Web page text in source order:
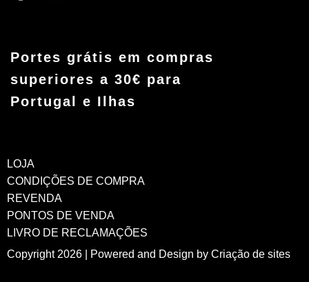
Portes grátis em compras
superiores a 30€ para
Portugal e Ilhas
LOJA
CONDIÇÕES DE COMPRA
REVENDA
PONTOS DE VENDA
LIVRO DE RECLAMAÇÕES
Copyright 2026 | Powered and Design by Criação de sites